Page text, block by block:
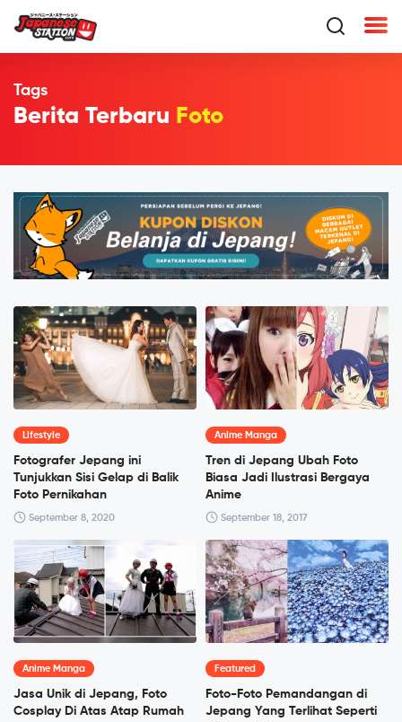
Tags
Berita Terbaru Foto
Lifestyle
Fotografer Jepang ini
Tunjukkan Sisi Gelap di Balik
Foto Pernikahan
September 8, 2020
Anime Manga
Tren di Jepang Ubah Foto
Biasa Jadi Ilustrasi Bergaya
Anime
September 18, 2017
Anime Manga
Jasa Unik di Jepang, Foto
Cosplay Di Atas Atap Rumah
Featured
Foto-Foto Pemandangan di
Jepang Yang Terlihat Seperti